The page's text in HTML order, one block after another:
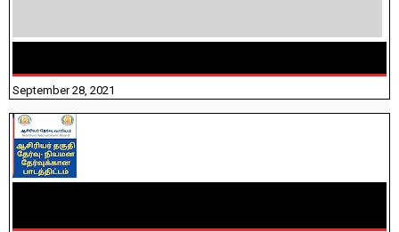
September 28, 2021